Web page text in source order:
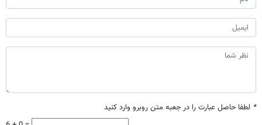
* لطفا حاصل عبارت را در جعبه متن روبرو وارد کنید